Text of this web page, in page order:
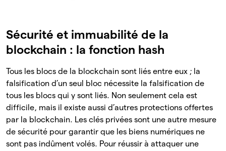
Sécurité et immuabilité de la
blockchain : la fonction hash
Tous les blocs de la blockchain sont liés entre eux ; la
falsification d’un seul bloc nécessite la falsification de
tous les blocs qui y sont liés. Non seulement cela est
difficile, mais il existe aussi d’autres protections offertes
par la blockchain. Les clés privées sont une autre mesure
de sécurité pour garantir que les biens numériques ne
sont pas indûment volés. Pour réussir à attaquer une